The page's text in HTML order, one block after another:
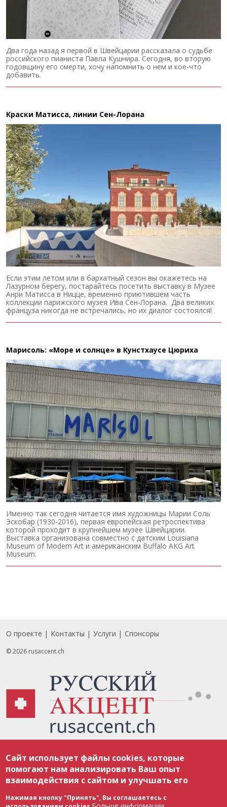
Два года назад я первой в Швейцарии рассказала о судьбе
российского пианиста Павла Кушнира. Сегодня, во вторую
годовщину его смерти, хочу напомнить о нем и кое-что
добавить.
Краски Матисса, линии Сен-Лорана
Если этим летом или в бархатный сезон вы окажетесь на
Лазурном берегу, постарайтесь посетить выставку в Музее
Анри Матисса в Ницце, временно приютившем часть
коллекции парижского музея Ива Сен-Лорана. Два великих
француза никогда не встречались, но их диалог состоялся!
Марисоль: «Море и солнце» в Кунстхаусе Цюриха
Именно так сегодня читается имя художницы Марии Соль
Эскобар (1930-2016), первая европейская ретроспектива
которой проходит в крупнейшем музее Швейцарии.
Выставка организована совместно с датским Louisiana
Museum of Modern Art и американским Buffalo AKG Art
Museum.
Footer
О проекте Контакты Услуги Спонсоры
© 2026 rusaccent.ch
соответствии с законодательством Швейцарии об авторском праве и
международными соглашениями. Полное или частичное использование
материалов возможно только с разрешения редакции. В случае полного
или частичного воспроизведения материалов сайта rusaccent.ch,
ОБЯЗАТЕЛЬНА АКТИВНАЯ ГИПЕРССЫЛКА на конкретный заимствованный
текст. Фотоизображения, размещенные редакцией rusaccent.ch, являются
ее исключительной собственностью. Полное или частичное
Сайт использует файлы cookies, которые
помогают нам анализировать Ваш опыт
взаимодействия с сайтом и улучшать его
Нажимая кнопку "Принять", Вы соглашаетесь с